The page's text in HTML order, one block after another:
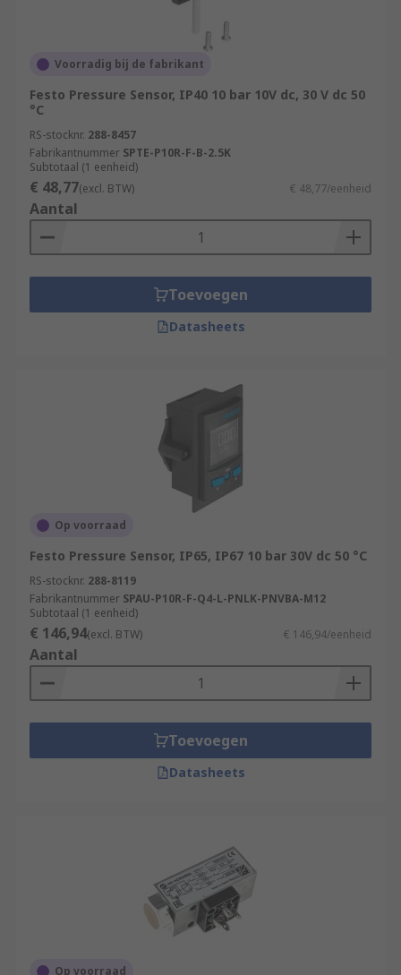
Voorradig bij de fabrikant
Festo Pressure Sensor, IP40 10 bar 10V dc, 30 V dc 50
°C
RS-stocknr. 288-8457
Fabrikantnummer SPTE-P10R-F-B-2.5K
Subtotaal (1 eenheid)
€ 48,77(excl. BTW) € 48,77/eenheid
Aantal
Toevoegen
Datasheets
Op voorraad
Festo Pressure Sensor, IP65, IP67 10 bar 30V dc 50 °C
RS-stocknr. 288-8119
Fabrikantnummer SPAU-P10R-F-Q4-L-PNLK-PNVBA-M12
Subtotaal (1 eenheid)
€ 146,94(excl. BTW) € 146,94/eenheid
Aantal
Toevoegen
Datasheets
Op voorraad